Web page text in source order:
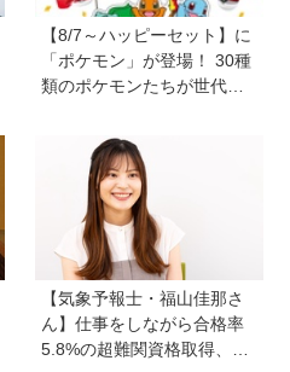
【8/7～ハッピーセット】に
「ポケモン」が登場！ 30種
類のポケモンたちが世代を
【気象予報士・福山佳那さ
ん】仕事をしながら合格率
5.8%の超難関資格取得、さ